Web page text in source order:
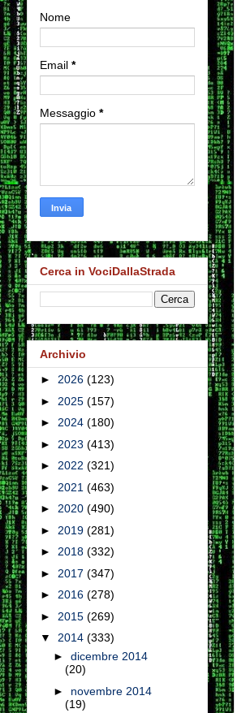
Nome
Email *
Messaggio *
Cerca in VociDallaStrada
Archivio
► 2026 (123)
► 2025 (157)
► 2024 (180)
► 2023 (413)
► 2022 (321)
► 2021 (463)
► 2020 (490)
► 2019 (281)
► 2018 (332)
► 2017 (347)
► 2016 (278)
► 2015 (269)
▼ 2014 (333)
►dicembre 2014
(20)
► novembre 2014
(19)